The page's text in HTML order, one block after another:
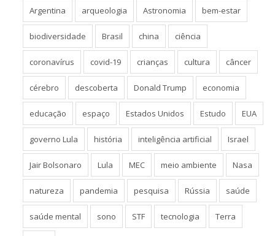
Argentina arqueologia Astronomia bem-estar
biodiversidade Brasil china ciência
coronavírus covid-19 crianças cultura câncer
cérebro descoberta Donald Trump economia
educação espaço Estados Unidos Estudo EUA
governo Lula história inteligência artificial Israel
Jair Bolsonaro Lula MEC meio ambiente Nasa
natureza pandemia pesquisa Rússia saúde
saúde mental sono STF tecnologia Terra